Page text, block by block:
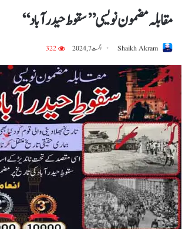
مقابلہ مضمون نویسی’’سقوط حیدرآباد‘‘
Shaikh Akram اگست 7, 2024 322